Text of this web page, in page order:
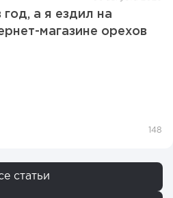
а я ездил на
магазине орехов
148
статьи